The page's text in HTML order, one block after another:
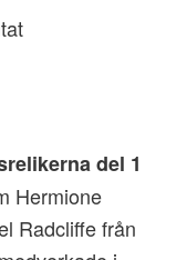
del 1
Hermione
Radcliffe från